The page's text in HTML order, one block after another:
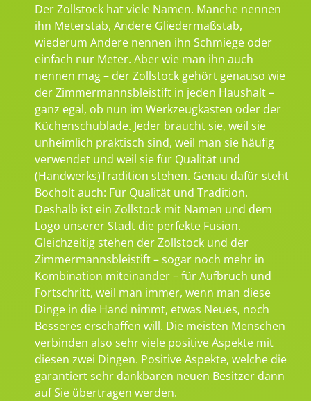
Der Zollstock hat viele Namen. Manche nennen
ihn Meterstab, Andere Gliedermaßstab,
wiederum Andere nennen ihn Schmiege oder
einfach nur Meter. Aber wie man ihn auch
nennen mag – der Zollstock gehört genauso wie
der Zimmermannsbleistift in jeden Haushalt –
ganz egal, ob nun im Werkzeugkasten oder der
Küchenschublade. Jeder braucht sie, weil sie
unheimlich praktisch sind, weil man sie häufig
verwendet und weil sie für Qualität und
(Handwerks)Tradition stehen. Genau dafür steht
Bocholt auch: Für Qualität und Tradition.
Deshalb ist ein Zollstock mit Namen und dem
Logo unserer Stadt die perfekte Fusion.
Gleichzeitig stehen der Zollstock und der
Zimmermannsbleistift – sogar noch mehr in
Kombination miteinander – für Aufbruch und
Fortschritt, weil man immer, wenn man diese
Dinge in die Hand nimmt, etwas Neues, noch
Besseres erschaffen will. Die meisten Menschen
verbinden also sehr viele positive Aspekte mit
diesen zwei Dingen. Positive Aspekte, welche die
garantiert sehr dankbaren neuen Besitzer dann
auf Sie übertragen werden.